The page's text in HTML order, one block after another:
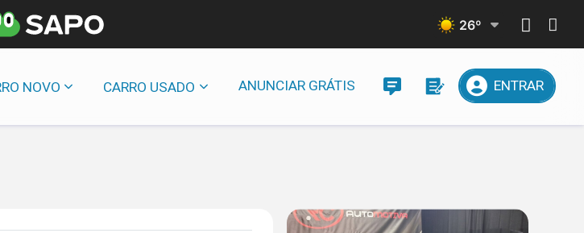
26º
NOVO CARRO USADO ANUNCIAR GRÁTIS ENTRAR